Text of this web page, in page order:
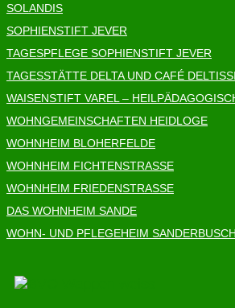
SOLANDIS
SOPHIENSTIFT JEVER
TAGESPFLEGE SOPHIENSTIFT JEVER
TAGESSTÄTTE DELTA UND CAFÉ
WAISENSTIFT VAREL –
WOHNGEMEINSCHAFTEN HEIDLOGE
WOHNHEIM BLOHERFELDE
WOHNHEIM FICHTENSTRASSE
WOHNHEIM FRIEDENSTRASSE
DAS WOHNHEIM SANDE
WOHN- UND PFLEGEHEIM SANDERBUSCH